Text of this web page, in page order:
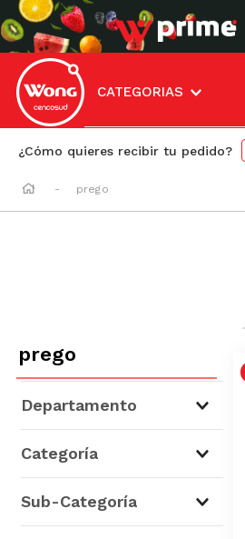
CATEGORIAS
¿Cómo quieres recibir tu pedido?
prego
prego
Departamento
Categoría
Comida Instantánea
Sub-Categoría